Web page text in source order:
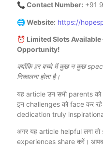
📞 Contact Number: +91
🌐 Website: https://
⏰ Limited Slots Available
Opportunity!
क्योंकि हर बच्चे में कुछ न कुछ
निकालना होता है।
यह article उन सभी parents
इन challenges को face कर
dedication truly
अगर यह article helpful लगा
experiences share करें।